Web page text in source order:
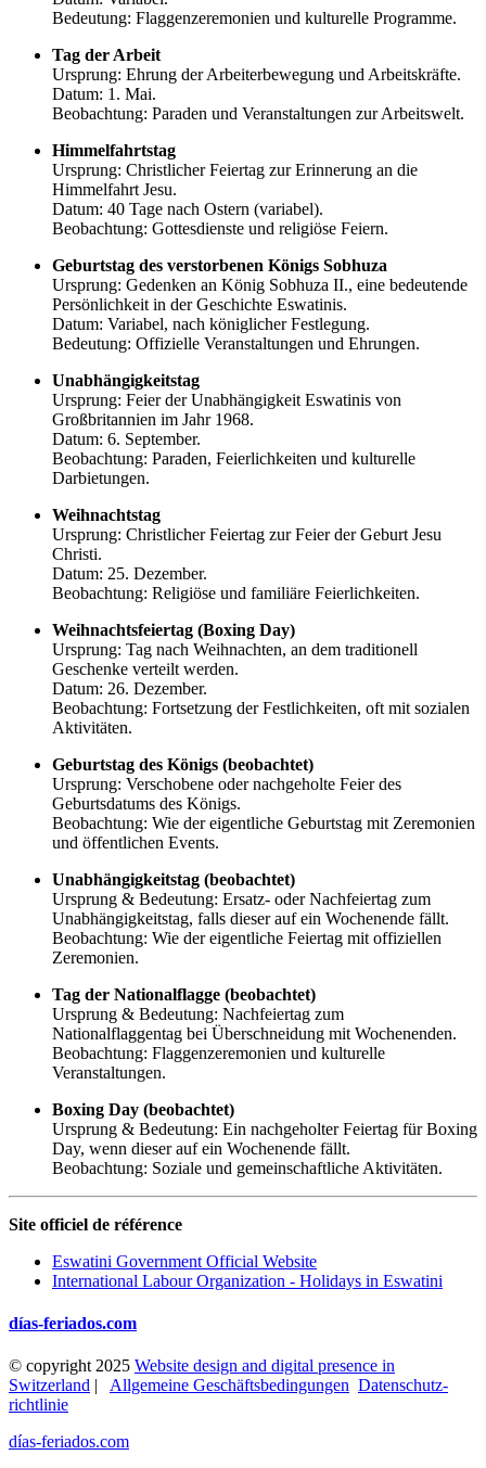
Bedeutung: Flaggenzeremonien und kulturelle Programme.
Tag der Arbeit
Ursprung: Ehrung der Arbeiterbewegung und Arbeitskräfte.
Datum: 1. Mai.
Beobachtung: Paraden und Veranstaltungen zur Arbeitswelt.
Himmelfahrtstag
Ursprung: Christlicher Feiertag zur Erinnerung an die
Himmelfahrt Jesu.
Datum: 40 Tage nach Ostern (variabel).
Beobachtung: Gottesdienste und religiöse Feiern.
Geburtstag des verstorbenen Königs Sobhuza
Ursprung: Gedenken an König Sobhuza II., eine bedeutende
Persönlichkeit in der Geschichte Eswatinis.
Datum: Variabel, nach königlicher Festlegung.
Bedeutung: Offizielle Veranstaltungen und Ehrungen.
Unabhängigkeitstag
Ursprung: Feier der Unabhängigkeit Eswatinis von
Großbritannien im Jahr 1968.
Datum: 6. September.
Beobachtung: Paraden, Feierlichkeiten und kulturelle
Darbietungen.
Weihnachtstag
Ursprung: Christlicher Feiertag zur Feier der Geburt Jesu
Christi.
Datum: 25. Dezember.
Beobachtung: Religiöse und familiäre Feierlichkeiten.
Weihnachtsfeiertag (Boxing Day)
Ursprung: Tag nach Weihnachten, an dem traditionell
Geschenke verteilt werden.
Datum: 26. Dezember.
Beobachtung: Fortsetzung der Festlichkeiten, oft mit sozialen
Aktivitäten.
Geburtstag des Königs (beobachtet)
Ursprung: Verschobene oder nachgeholte Feier des
Geburtsdatums des Königs.
Beobachtung: Wie der eigentliche Geburtstag mit Zeremonien
und öffentlichen Events.
Unabhängigkeitstag (beobachtet)
Ursprung & Bedeutung: Ersatz- oder Nachfeiertag zum
Unabhängigkeitstag, falls dieser auf ein Wochenende fällt.
Beobachtung: Wie der eigentliche Feiertag mit offiziellen
Zeremonien.
Tag der Nationalflagge (beobachtet)
Ursprung & Bedeutung: Nachfeiertag zum
Nationalflaggentag bei Überschneidung mit Wochenenden.
Beobachtung: Flaggenzeremonien und kulturelle
Veranstaltungen.
Boxing Day (beobachtet)
Ursprung & Bedeutung: Ein nachgeholter Feiertag für Boxing
Day, wenn dieser auf ein Wochenende fällt.
Beobachtung: Soziale und gemeinschaftliche Aktivitäten.
Site officiel de référence
Eswatini Government Official Website
International Labour Organization - Holidays in Eswatini
días-feriados.com
© copyright 2025 Website design and digital presence in
Switzerland | Allgemeine Geschäftsbedingungen Datenschutz­
richtlinie
días-feriados.com